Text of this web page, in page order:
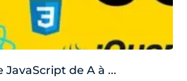
de A à ...